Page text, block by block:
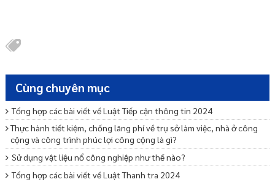
Cùng chuyên mục
Tổng hợp các bài viết về Luật Tiếp cận thông tin 2024
Thực hành tiết kiệm, chống lãng phí về trụ sở làm việc, nhà ở công
cộng và công trình phúc lợi công cộng là gì?
Sử dụng vật liệu nổ công nghiệp như thế nào?
Tổng hợp các bài viết về Luật Thanh tra 2024